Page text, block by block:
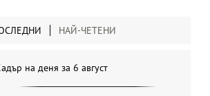
НАЙ-ЧЕТЕНИ
на деня за 6 август